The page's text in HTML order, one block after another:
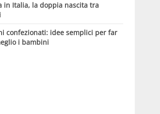
in Italia, la doppia nascita tra
confezionati: idee semplici per far
i bambini